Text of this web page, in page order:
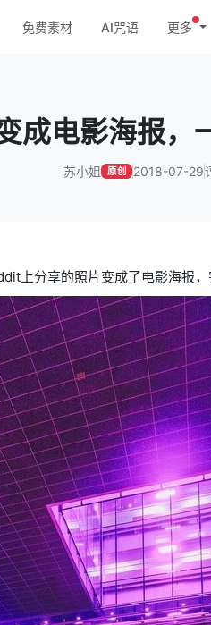
免费素材 AI咒语
更多
成电影海报，
苏小姐 原创 2018-07-29
上分享的照片变成了电影海报，